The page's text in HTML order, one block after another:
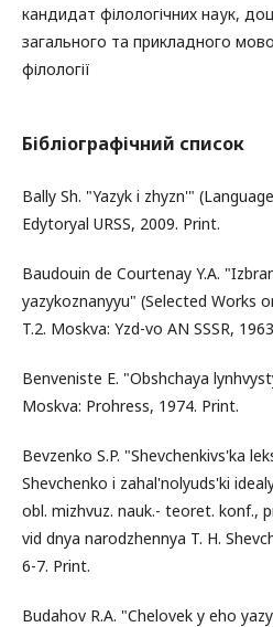
кандидат філологічних наук,
загального та прикладного
філології
Бібліографічний список
Bally Sh. "Yazyk i zhyzn'"
Edytoryal URSS, 2009. Print.
Baudouin de Courtenay Y.A.
yazykoznanyyu" (Selected Works
T.2. Moskva: Yzd-vo AN SSSR,
Benveniste E. "Obshchaya
Moskva: Prohress, 1974. Print.
Bevzenko S.P. "Shevchenkivs'ka
Shevchenko i zahal'nolyuds'ki
obl. mizhvuz. nauk.- teoret. konf.,
vid dnya narodzhennya T. H.
6-7. Print.
Budahov R.A. "Chelovek y eho